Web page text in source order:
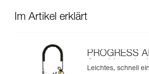
Im Artikel erklärt
PROGRESS
Anschlagmittel
Leichtes, schnell